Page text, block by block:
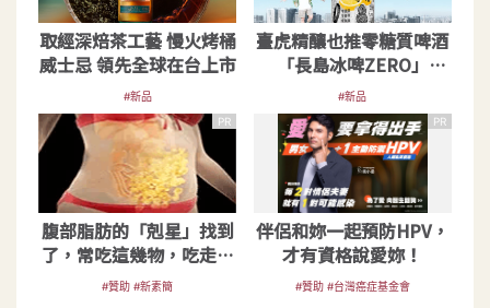
取經深焙茶工藝 慢火烤桶
威士忌 領先全球在台上市
#新品
臺虎精釀也推零糖質啤酒
「長島冰啤ZERO」
9.99％還0普林
#新品
PR
腹部脂肪的「剋星」找到
了，常吃這幾物，吃走大
肚囊，瘦出小蠻腰
#贊助 #新素簡
PR
伴侶和妳一起預防HPV，
才有資格說愛妳！
#贊助 #台灣癌症基金會